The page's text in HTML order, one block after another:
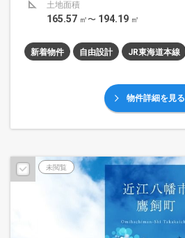
土地面積
165.57 ㎡〜 194.19 ㎡
新着物件 自由設計 JR東海道本線
物件詳細を見る
未閲覧